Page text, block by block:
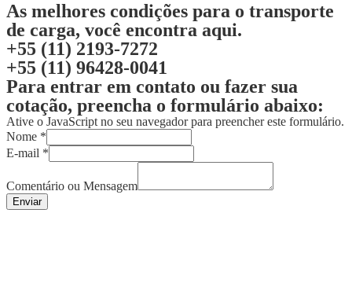
As melhores condições para o transporte
de carga, você encontra aqui.
+55 (11) 2193-7272
+55 (11) 96428-0041
Para entrar em contato ou fazer sua
cotação, preencha o formulário abaixo:
Ative o JavaScript no seu navegador para preencher este formulário.
Nome *
E-mail *
Comentário ou Mensagem
Enviar